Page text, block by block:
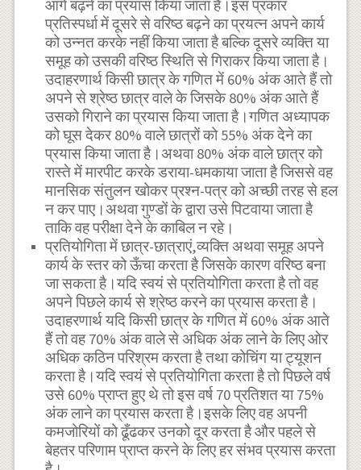
आगे बढ़ने का प्रयास किया जाता है।इस प्रकार
प्रतिस्पर्धा में दूसरे से वरिष्ठ बढ़ने का प्रयत्न अपने कार्य
को उन्नत करके नहीं किया जाता है बल्कि दूसरे व्यक्ति या
समूह को उसकी वरिष्ठ स्थिति से गिराकर किया जाता है।
उदाहरणार्थ किसी छात्र के गणित में 60% अंक आते हैं तो
अपने से श्रेष्ठ छात्र वाले के जिसके 80% अंक आते हैं
उसको गिराने का प्रयास किया जाता है।गणित अध्यापक
को घूस देकर 80% वाले छात्रों को 55% अंक देने का
प्रयास किया जाता है।अथवा 80% अंक वाले छात्र को
रास्ते में मारपीट करके डराया-धमकाया जाता है जिससे वह
मानसिक संतुलन खोकर प्रश्न-पत्र को अच्छी तरह से हल
न कर पाए।अथवा गुण्डों के द्वारा उसे पिटवाया जाता है
ताकि वह परीक्षा देने के काबिल न रहे।
प्रतियोगिता में छात्र-छात्राएं,व्यक्ति अथवा समूह अपने
कार्य के स्तर को ऊँचा करता है जिसके कारण वरिष्ठ बना
जा सकता है।यदि स्वयं से प्रतियोगिता करता है तो वह
अपने पिछले कार्य से श्रेष्ठ करने का प्रयास करता है।
उदाहरणार्थ यदि किसी छात्र के गणित में 60% अंक आते
हैं तो वह 70% अंक वाले से अधिक अंक लाने के लिए ओर
अधिक कठिन परिश्रम करता है तथा कोचिंग या ट्यूशन
करता है।यदि स्वयं से प्रतियोगिता करता है तो पिछले वर्ष
उसे 60% प्राप्त हुए थे तो इस वर्ष 70 प्रतिशत या 75%
अंक लाने का प्रयास करता है।इसके लिए वह अपनी
कमजोरियों को ढूँढकर उनको दूर करता है और पहले से
बेहतर परिणाम प्राप्त करने के लिए हर संभव प्रयास करता